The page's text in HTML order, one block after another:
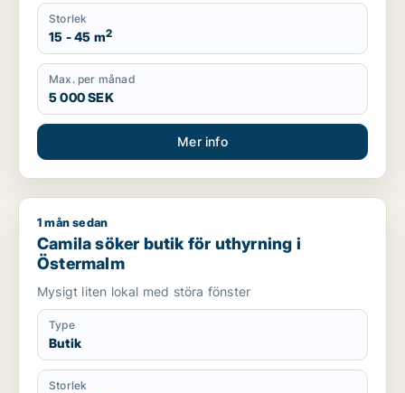
Storlek
15 - 45 m2
Max. per månad
5 000 SEK
Mer info
Camila söker butik för uthyrning i Östermalm
1 mån sedan
Camila söker butik för uthyrning i
Östermalm
Mysigt liten lokal med störa fönster
Type
Butik
Storlek